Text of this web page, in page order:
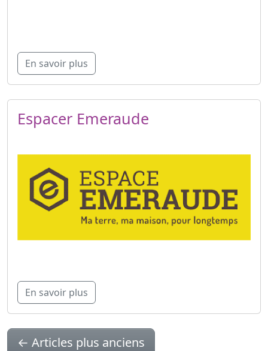
En savoir plus
Espacer Emeraude
En savoir plus
← Articles plus anciens